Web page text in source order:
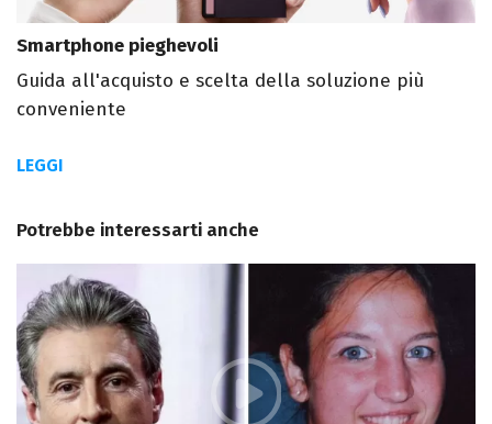
Smartphone pieghevoli
Guida all'acquisto e scelta della soluzione più
conveniente
LEGGI
Potrebbe interessarti anche